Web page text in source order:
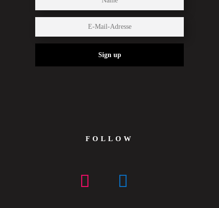
Sign up
FOLLOW